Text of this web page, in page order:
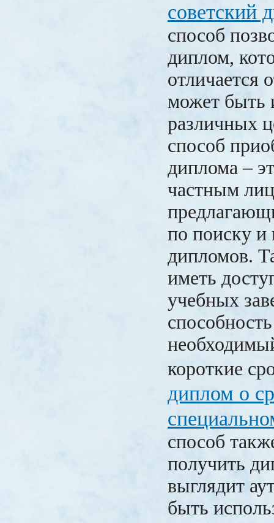
советский
способ
диплом,
отличается
может быть
различных
способ
диплома –
частным
по поиску и
дипломов.
иметь
учебных
короткие
диплом о
способ
получить
выглядит
быть